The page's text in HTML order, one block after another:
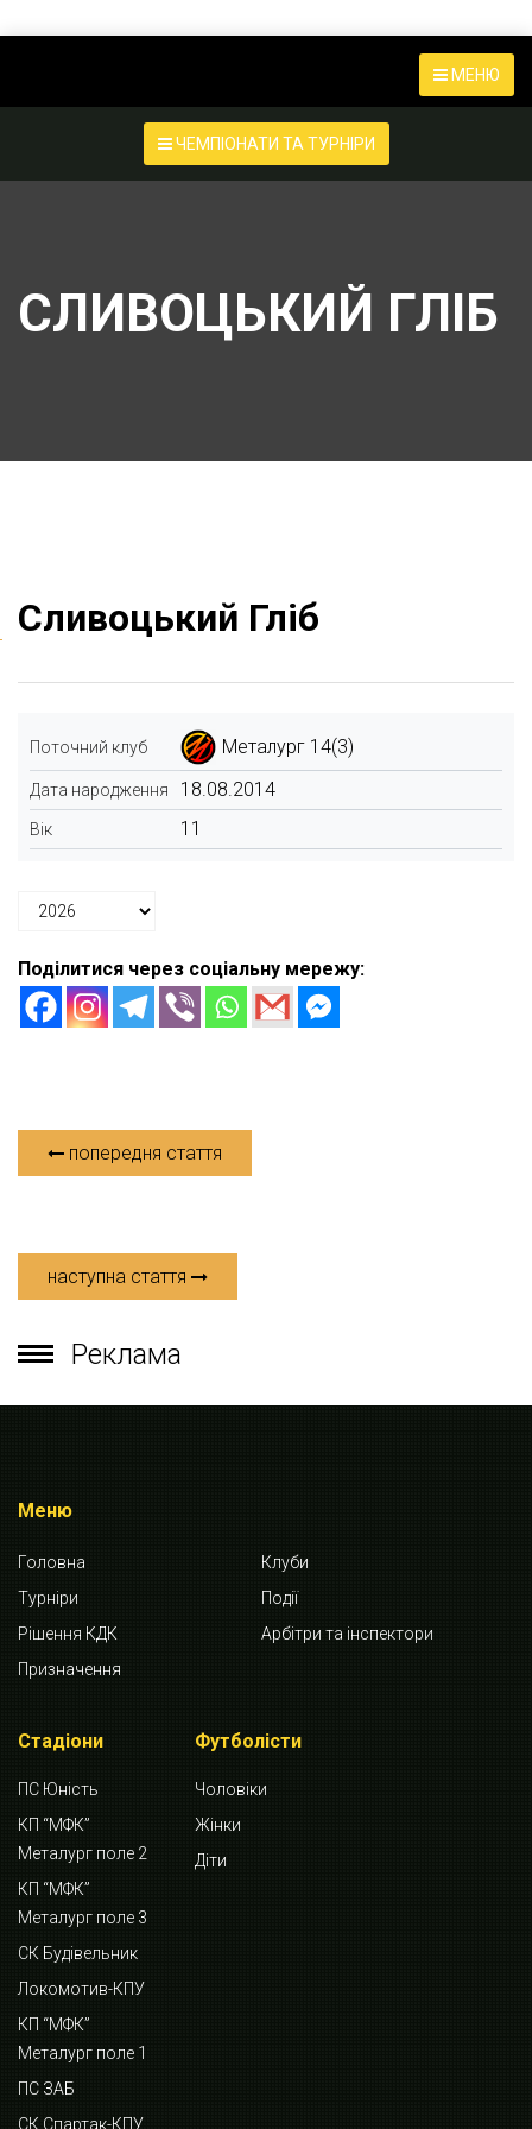
МЕНЮ
ЧЕМПІОНАТИ ТА ТУРНІРИ
СЛИВОЦЬКИЙ ГЛІБ
Сливоцький Гліб
Поточний клуб Металург 14(3)
Дата народження 18.08.2014
Вік 11
Поділитися через соціальну мережу:
попередня стаття
наступна стаття
Реклама
Меню
Головна
Клуби
Турніри
Події
Рішення КДК
Арбітри та інспектори
Призначення
Стадіони
ПС Юність
КП “МФК”
Металург поле 2
КП “МФК”
Металург поле 3
СК Будівельник
Локомотив-КПУ
КП “МФК”
Металург поле 1
ПС ЗАБ
СК Спартак-КПУ
Футболісти
Чоловіки
Жінки
Діти